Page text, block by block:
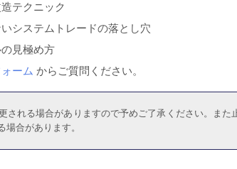
テクニック
システムトレードの落とし穴
見極め方
ーム からご質問ください。
される場合がありますので予めご了承ください。また
合があります。